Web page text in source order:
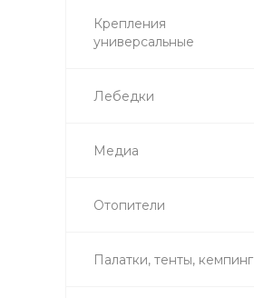
Крепления
универсальные
Лебедки
Медиа
Отопители
Палатки, тенты, кемпинг